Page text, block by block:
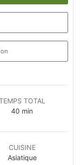
TOTAL
40 min
CUISINE
Asiatique